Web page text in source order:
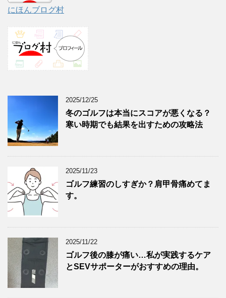
にほんブログ村
2025/12/25
冬のゴルフは本当にスコアが悪くなる？
寒い時期でも結果を出すための攻略法
2025/11/23
ゴルフ練習のしすぎか？肩甲骨痛めてま
す。
2025/11/22
ゴルフ後の膝が痛い…私が実践するケア
とSEVサポーターがおすすめの理由。